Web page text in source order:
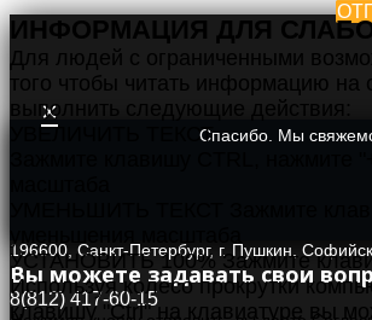
×
Спасибо. Мы
196600, Санкт-Петербург, г. Пушкин,
Вы можете задавать свои
8(812) 417-60-15
ИНФОРМАЦИЯ ДЛЯ
Для людей с ограниченными
того чтобы читать информацию на
выполнить следующие действия:
УВЕЛИЧИТЬ ТЕКСТ
УСТАНОВИТЬ 100% Зажмите
Используя колесо прокрутки
клавишу "Ctrl" на клавиатуре вы